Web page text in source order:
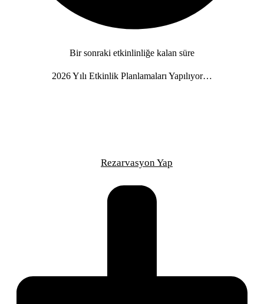
Bir sonraki etkinlinliğe kalan süre
2026 Yılı Etkinlik Planlamaları Yapılıyor…
Rezarvasyon Yap